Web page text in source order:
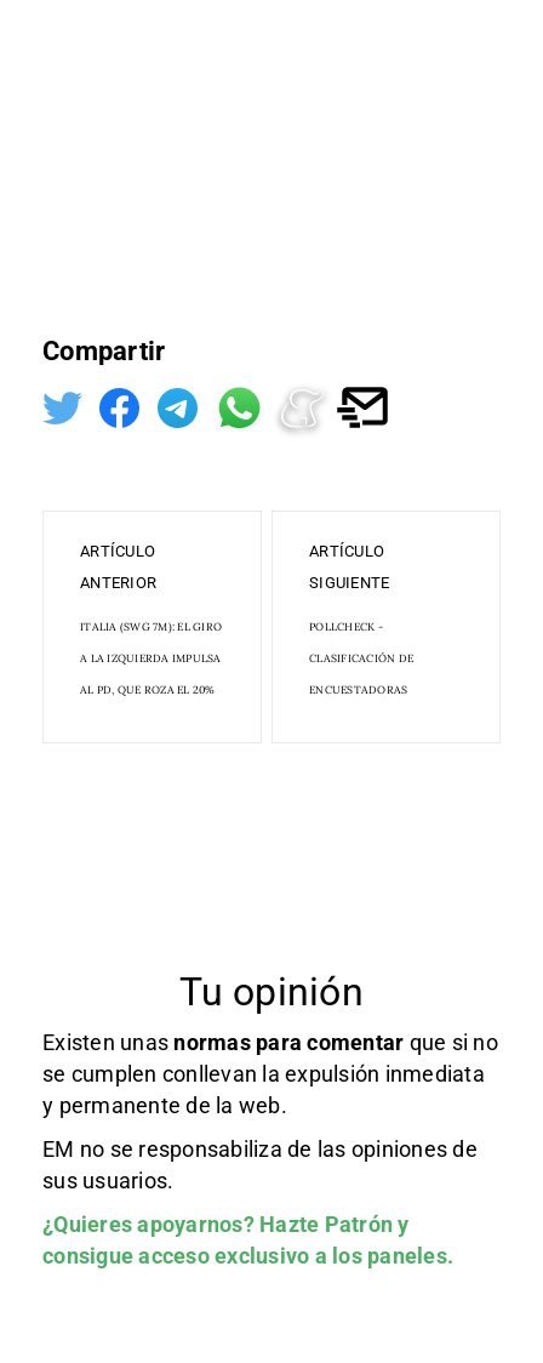
Compartir
ARTÍCULO
ANTERIOR
ITALIA (SWG 7M): EL GIRO
A LA IZQUIERDA IMPULSA
AL PD, QUE ROZA EL 20%
ARTÍCULO
SIGUIENTE
POLLCHECK -
CLASIFICACIÓN DE
ENCUESTADORAS
Tu opinión
Existen unas normas para comentar que si no
se cumplen conllevan la expulsión inmediata
y permanente de la web.
EM no se responsabiliza de las opiniones de
sus usuarios.
¿Quieres apoyarnos? Hazte Patróny
consigue acceso exclusivo a los paneles.